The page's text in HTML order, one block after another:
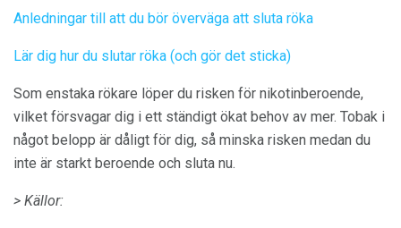
Anledningar till att du bör överväga att sluta röka
Lär dig hur du slutar röka (och gör det sticka)
Som enstaka rökare löper du risken för nikotinberoende,
vilket försvagar dig i ett ständigt ökat behov av mer. Tobak i
något belopp är dåligt för dig, så minska risken medan du
inte är starkt beroende och sluta nu.
> Källor: